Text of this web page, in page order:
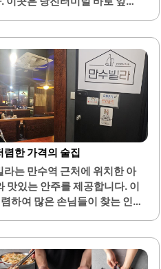
있습니다.이곳은 건강하고
저렴한 가격으로 제공되는 다
큰 인기를 끌고 있습니다. 아이
료는 합리적인 가격으로 제공
중 하나입니다. 또한, 매장 내
있어 혼자 또는 친구와 함께
은 친절하게 응대하며, 빠른
소화합니다. 이곳은 테이크
상 속에서도 간편하게 음료
다. 매장 주변은..
한 가격의 술집
는 만수역 근처에 위치한 아
맛있는 안주를 제공합니다. 이
하여 많은 손님들이 찾는 인
부드러운 치즈의 조화가 뛰
한 분위기로, 친구나 가족과